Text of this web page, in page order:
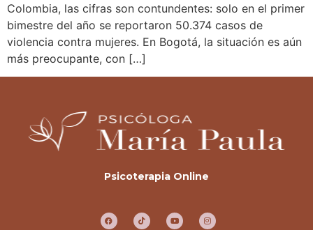
Colombia, las cifras son contundentes: solo en el primer
bimestre del año se reportaron 50.374 casos de
violencia contra mujeres. En Bogotá, la situación es aún
más preocupante, con […]
Psicoterapia Online